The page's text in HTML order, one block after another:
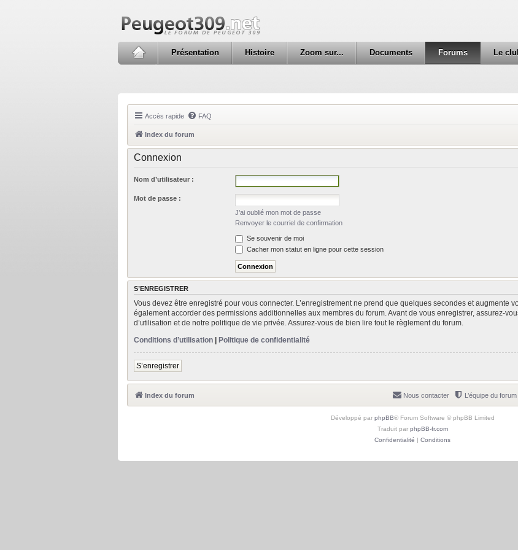
Présentation Histoire Zoom sur... Documents Forums Le
Accès rapide FAQ
Index du forum
Connexion
Nom d’utilisateur :
Mot de passe :
J’ai oublié mon mot de passe
Renvoyer le courriel de confirmation
Se souvenir de moi
Cacher mon statut en ligne pour cette session
S’ENREGISTRER
Vous devez être enregistré pour vous connecter. L’enregistrement ne prend que quelques secondes et augmente
également accorder des permissions additionnelles aux membres du forum. Avant de vous enregistrer, assurez-
d’utilisation et de notre politique de vie privée. Assurez-vous de bien lire tout le règlement du forum.
Conditions d’utilisation | Politique de confidentialité
S’enregistrer
Index du forum L’équipe du forum
Nous contacter
Développé par phpBB® Forum Software © phpBB Limited
Traduit par phpBB-fr.com
Confidentialité | Conditions